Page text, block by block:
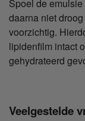
Spoel de
daarna niet
voorzichtig.
lipidenfilm intact
gehydrateerd
Veelgestelde